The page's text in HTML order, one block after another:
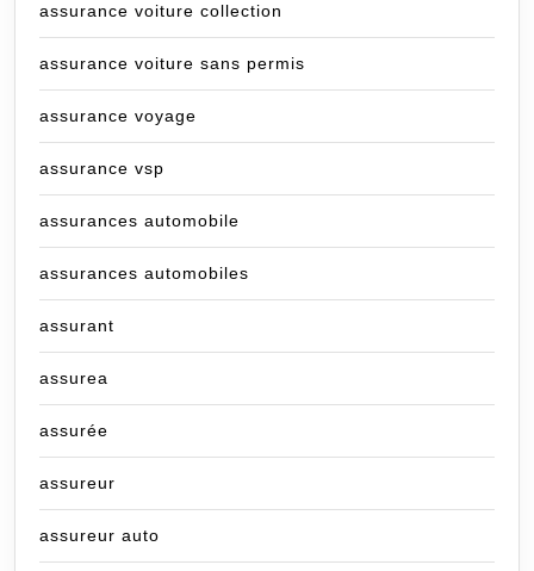
assurance voiture collection
assurance voiture sans permis
assurance voyage
assurance vsp
assurances automobile
assurances automobiles
assurant
assurea
assurée
assureur
assureur auto